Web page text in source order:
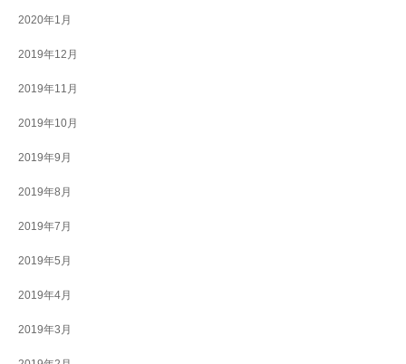
2020年1月
2019年12月
2019年11月
2019年10月
2019年9月
2019年8月
2019年7月
2019年5月
2019年4月
2019年3月